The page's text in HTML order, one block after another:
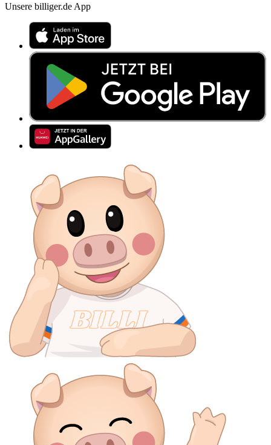
Unsere billiger.de App